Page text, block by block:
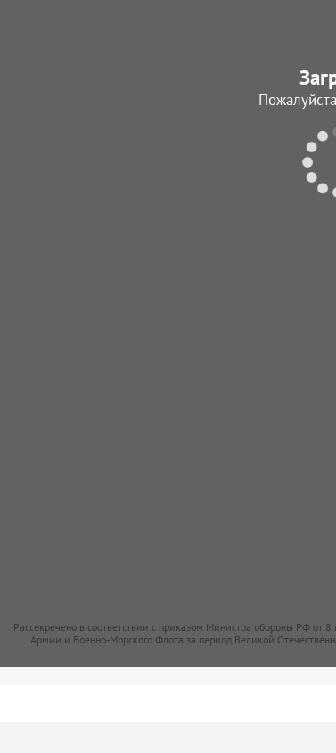
Рассекречено в соответствии с приказом Министра обороны РФ от
Армии и Военно-Морского Флота за период Великой